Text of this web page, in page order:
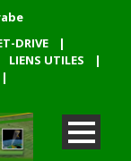
DRIVE
|
LIENS UTILES
|
|